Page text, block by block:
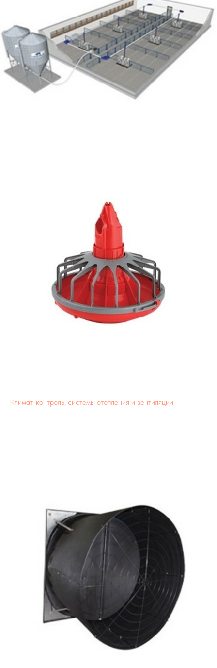
Климат-контроль, системы отопления и вентиляции